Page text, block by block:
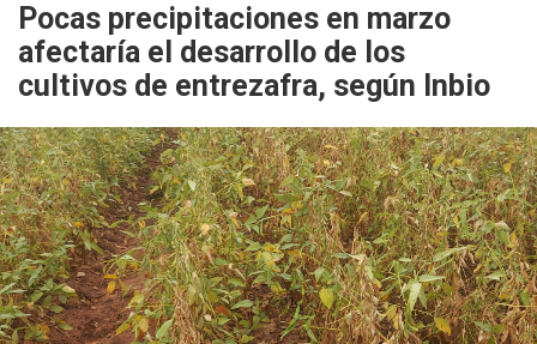
Pocas precipitaciones en marzo
afectaría el desarrollo de los
cultivos de entrezafra, según Inbio